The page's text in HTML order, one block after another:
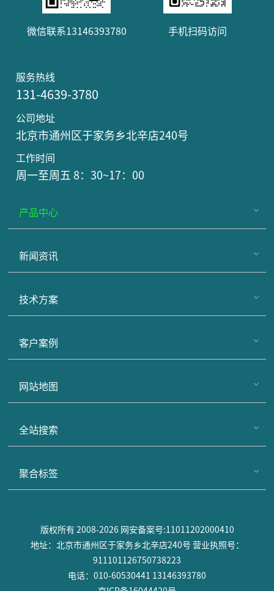
微信联系13146393780 手机扫码访问
服务热线
131-4639-3780
公司地址
北京市通州区于家务乡北辛店240号
工作时间
周一至周五 8：30~17：00
产品中心
新闻资讯
技术方案
客户案例
网站地图
全站搜索
聚合标签
版权所有 2008-2026 网安备案号:11011202000410
地址：北京市通州区于家务乡北辛店240号 营业执照号：
911101126750738223
电话：010-60530441 13146393780